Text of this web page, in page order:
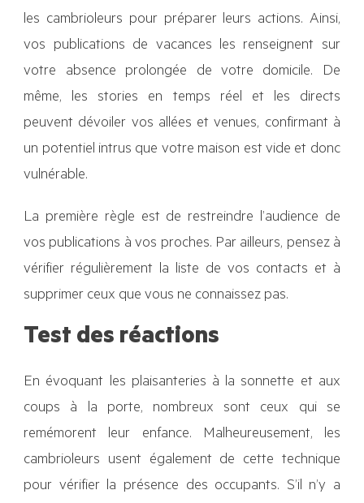
les cambrioleurs pour préparer leurs actions. Ainsi,
vos publications de vacances les renseignent sur
votre absence prolongée de votre domicile. De
même, les stories en temps réel et les directs
peuvent dévoiler vos allées et venues, confirmant à
un potentiel intrus que votre maison est vide et donc
vulnérable.
La première règle est de restreindre l’audience de
vos publications à vos proches. Par ailleurs, pensez à
vérifier régulièrement la liste de vos contacts et à
supprimer ceux que vous ne connaissez pas.
Test des réactions
En évoquant les plaisanteries à la sonnette et aux
coups à la porte, nombreux sont ceux qui se
remémorent leur enfance. Malheureusement, les
cambrioleurs usent également de cette technique
pour vérifier la présence des occupants. S’il n’y a